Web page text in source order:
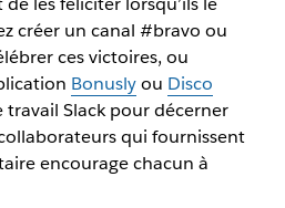
créer un canal #bravo ou
ces victoires, ou
Bonuslyou Disco
travail Slack pour décerner
qui fournissent
encourage chacun à